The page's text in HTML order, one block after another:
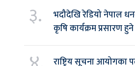
३.
भदौदेखि रेडियो नेपाल
कृषि कार्यक्रम प्रसारण हुने
राष्ट्रिय सूचना आयोगका